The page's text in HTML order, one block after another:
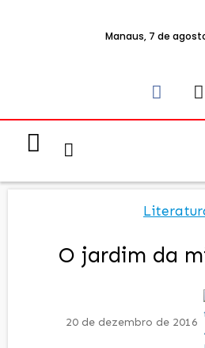
Manaus, 7 de
O jardim da
20 de dezembro de 2016